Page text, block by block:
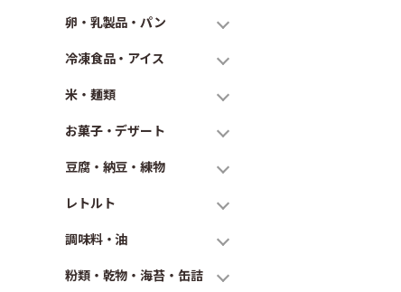
卵・乳製品・パン
冷凍食品・アイス
米・麺類
お菓子・デザート
豆腐・納豆・練物
レトルト
調味料・油
粉類・乾物・海苔・缶詰